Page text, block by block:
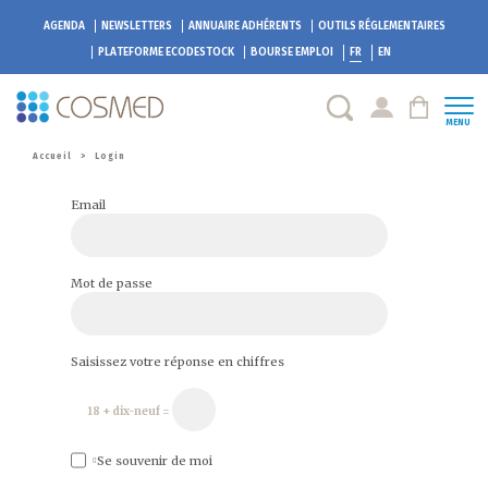
AGENDA NEWSLETTERS ANNUAIRE ADHÉRENTS
OUTILS RÉGLEMENTAIRES
PLATEFORME ECODESTOCK BOURSE EMPLOI FR EN
MENU
Accueil > Login
Email
Mot de passe
Saisissez votre réponse en chiffres
18 + dix-neuf =
Se souvenir de moi